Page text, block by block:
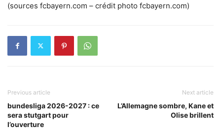
(sources fcbayern.com – crédit photo fcbayern.com)
Previous article
bundesliga 2026-2027 : ce
sera stutgart pour
l’ouverture
Next article
L’Allemagne sombre, Kane et
Olise brillent